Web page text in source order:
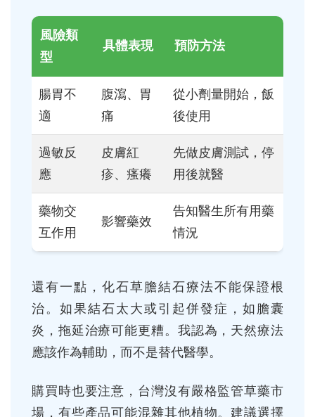
風險類
型
具體表現 預防方法
腸胃不
適
腹瀉、胃
痛
從小劑量開始，飯
後使用
過敏反
應
皮膚紅
疹、瘙癢
先做皮膚測試，停
用後就醫
藥物交
互作用
影響藥效
告知醫生所有用藥
情況
還有一點，化石草膽結石療法不能保證根
治。如果結石太大或引起併發症，如膽囊
炎，拖延治療可能更糟。我認為，天然療法
應該作為輔助，而不是替代醫學。
購買時也要注意，台灣沒有嚴格監管草藥市
場，有些產品可能混雜其他植物。建議選擇